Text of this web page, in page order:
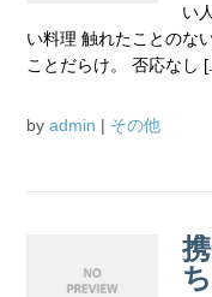
い
い料理 触れたことのな
ことだらけ。 否応なし
by admin | その他